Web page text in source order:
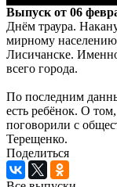
Выпуск от 06
Днём траура.
мирному
Лисичанске.
всего города.
По последним
есть ребёнок. О
поговорили с
Терещенко.
Поделиться